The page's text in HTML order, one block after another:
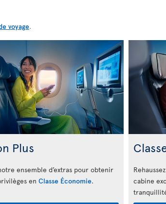
voyage.
Plus
ensemble d’extras pour obtenir
en Classe Économie.
cabine